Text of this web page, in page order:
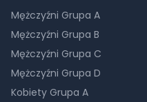
Mężczyźni Grupa A
Mężczyźni Grupa B
Mężczyźni Grupa C
Mężczyźni Grupa D
Kobiety Grupa A